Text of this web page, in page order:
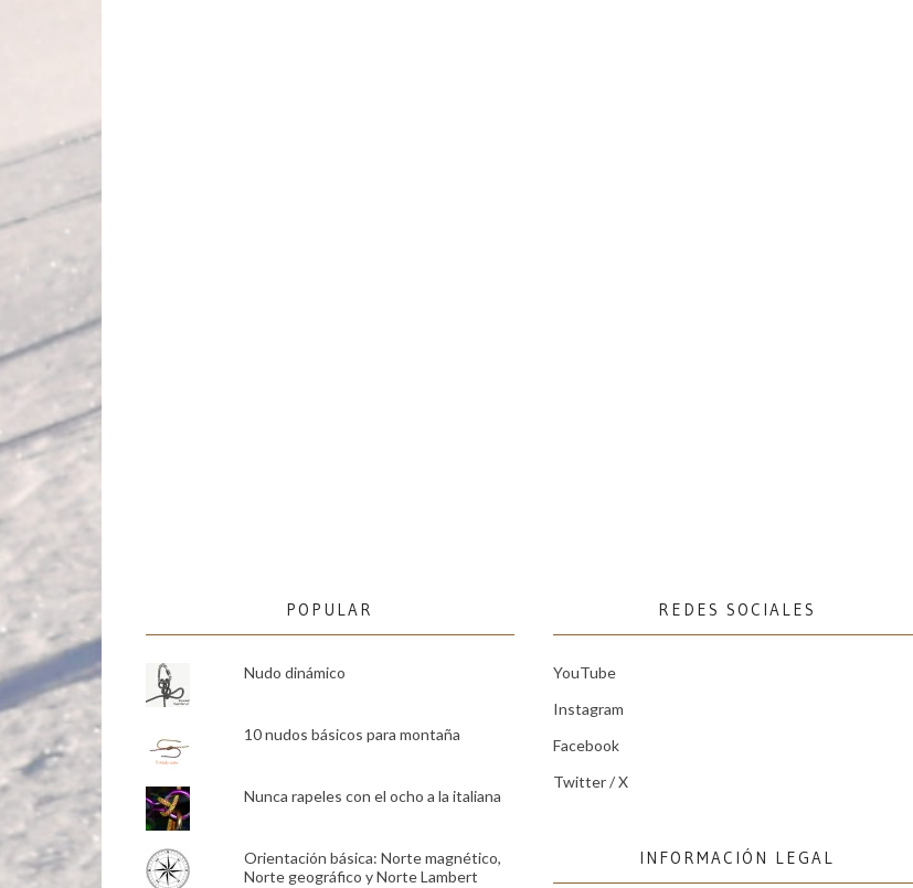
POPULAR
Nudo dinámico
10 nudos básicos para montaña
Nunca rapeles con el ocho a la italiana
Orientación básica: Norte magnético,
Norte geográfico y Norte Lambert
REDES SOCIALES
YouTube
Instagram
Facebook
Twitter / X
INFORMACIÓN LEGAL